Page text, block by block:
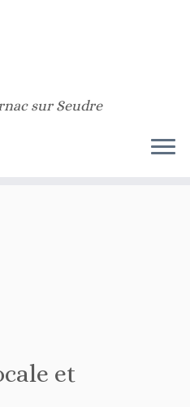
was called
plugin or theme running too early.
v2/wp-includes/functions.php
sur Seudre
et